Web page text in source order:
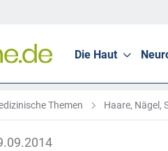
Die Haut
Themen Haare, Nägel,